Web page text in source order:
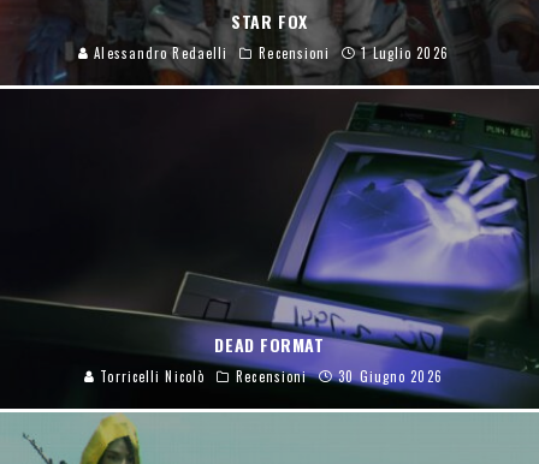
STAR FOX
Alessandro Redaelli Recensioni 1 Luglio 2026
DEAD FORMAT
Torricelli Nicolò Recensioni 30 Giugno 2026